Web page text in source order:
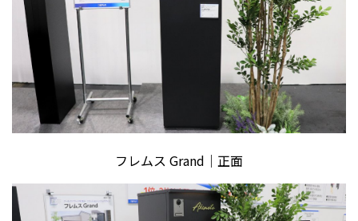
フレムス Grand｜正面